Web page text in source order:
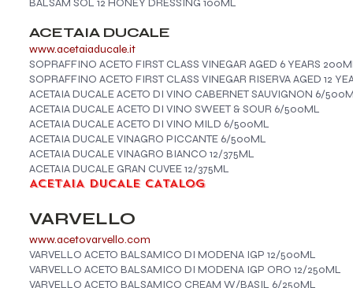
​​​​​​​​​​​​​​​​​​​BALSAM SOL 12 HONEY DRESSING 100ML
ACETAIA DUCALE
www.acetaiaducale.it
SOPRAFFINO ACETO FIRST CLASS VINEGAR AGED 6 YEARS
SOPRAFFINO ACETO FIRST CLASS VINEGAR RISERVA AGED 12
ACETAIA DUCALE ACETO DI VINO CABERNET SAUVIGNON 6/
ACETAIA DUCALE ACETO DI VINO SWEET & SOUR 6/500ML
ACETAIA DUCALE ACETO DI VINO MILD 6/500ML
ACETAIA DUCALE VINAGRO PICCANTE 6/500ML
ACETAIA DUCALE VINAGRO BIANCO 12/375ML
ACETAIA DUCALE GRAN CUVEE 12/375ML
ACETAIA DUCALE CATALOG
VARVELLO
www.acetovarvello.com
VARVELLO ACETO BALSAMICO DI MODENA IGP 12/500ML
VARVELLO ACETO BALSAMICO DI MODENA IGP ORO 12/250ML
VARVELLO ACETO BALSAMICO CREAM W/BASIL 6/250ML